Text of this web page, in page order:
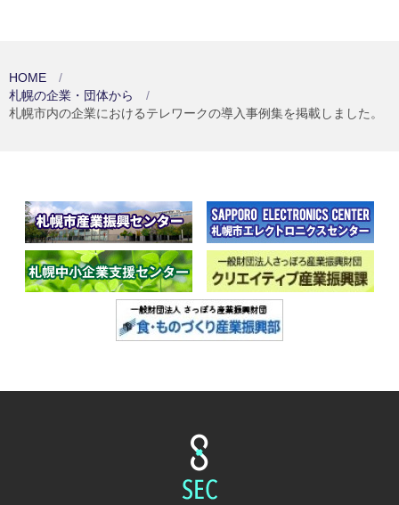
HOME
札幌の企業・団体から
札幌市内の企業におけるテレワークの導入事例集を掲載しました。